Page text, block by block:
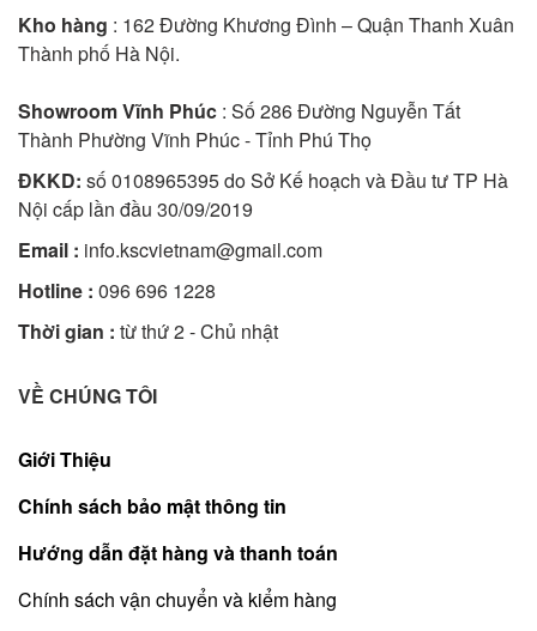
Kho hàng : 162 Đường Khương Đình – Quận Thanh Xuân
Thành phố Hà Nội.
Showroom Vĩnh Phúc : Số 286 Đường Nguyễn Tất
Thành Phường Vĩnh Phúc - Tỉnh Phú Thọ
ĐKKD: số 0108965395 do Sở Kế hoạch và Đầu tư TP Hà
Nội cấp lần đầu 30/09/2019
Email : info.kscvietnam@gmail.com
Hotline : 096 696 1228
Thời gian : từ thứ 2 - Chủ nhật
VỀ CHÚNG TÔI
Giới Thiệu
Chính sách bảo mật thông tin
Hướng dẫn đặt hàng và thanh toán
Chính sách vận chuyển và kiểm hàng